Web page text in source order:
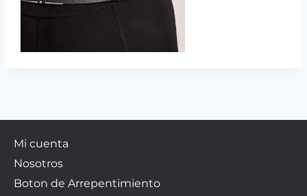
Mi cuenta
Nosotros
Boton de Arrepentimiento